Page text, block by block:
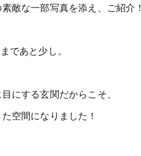
敵な一部写真を添え、ご紹介！
であと少し。
にする玄関だからこそ、
空間になりました！